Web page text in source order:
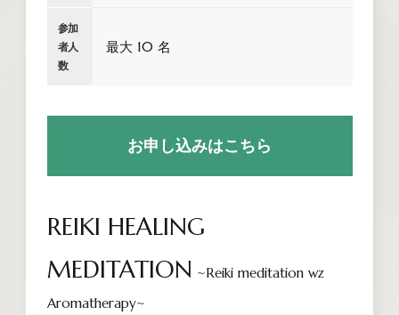
参加
者人
数
最大 10 名
お申し込みはこちら
REIKI HEALING
MEDITATION ~Reiki meditation wz
Aromatherapy~